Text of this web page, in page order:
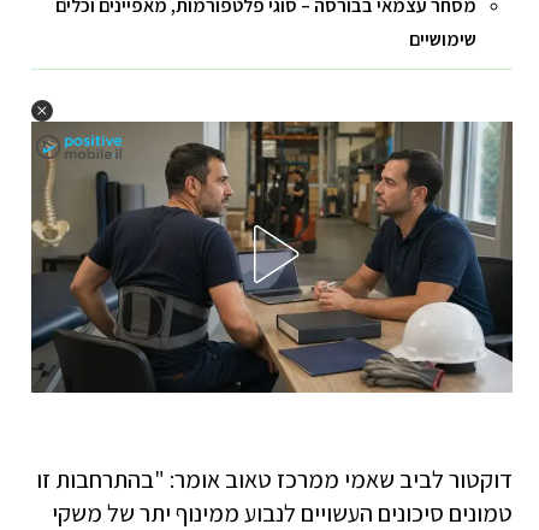
מסחר עצמאי בבורסה – סוגי פלטפורמות, מאפיינים וכלים
שימושיים
דוקטור לביב שאמי ממרכז טאוב אומר: "בהתרחבות זו
טמונים סיכונים העשויים לנבוע ממינוף יתר של משקי